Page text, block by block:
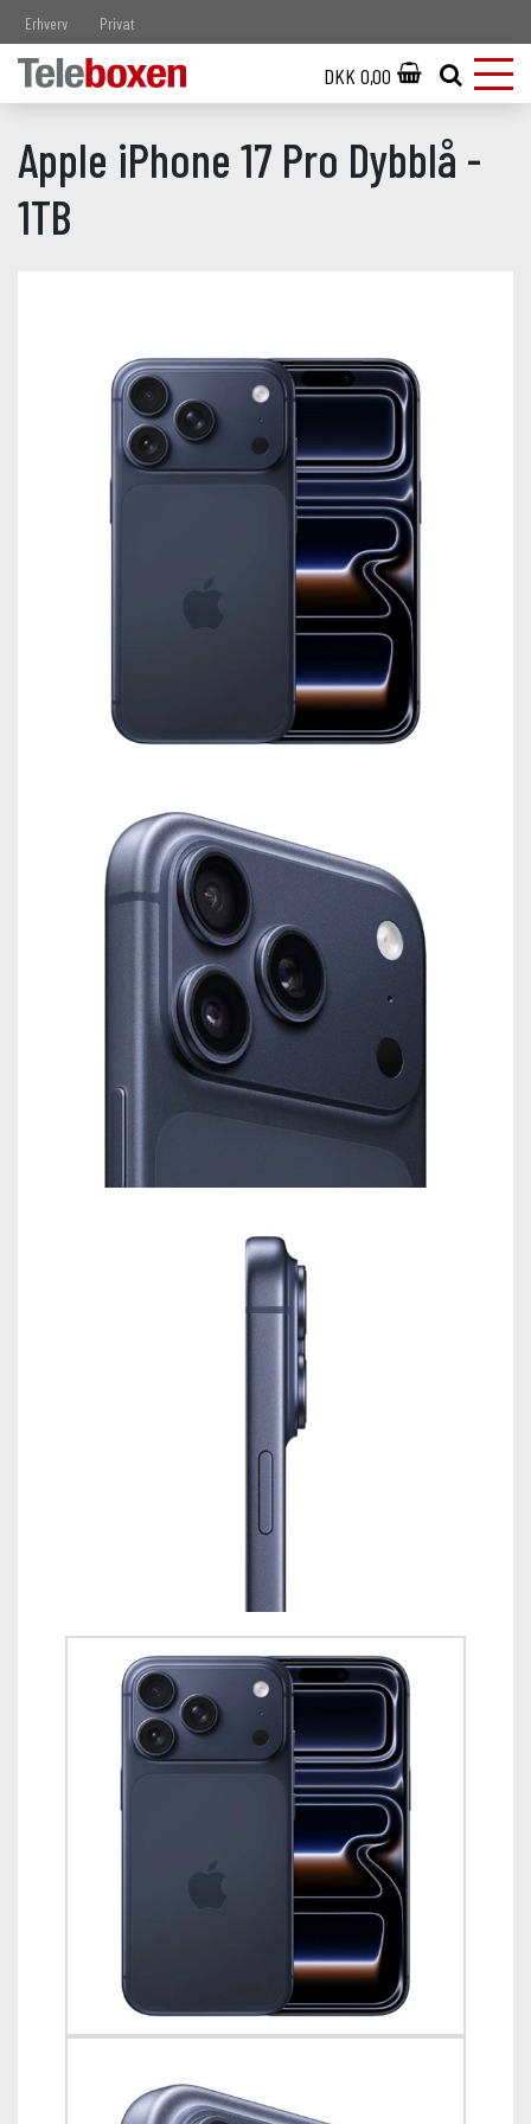
Erhverv Privat
DKK 0,00
Apple iPhone 17 Pro Dybblå -
1TB